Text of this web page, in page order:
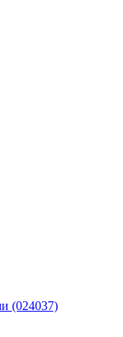
(024037)